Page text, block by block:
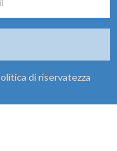
di riservatezza